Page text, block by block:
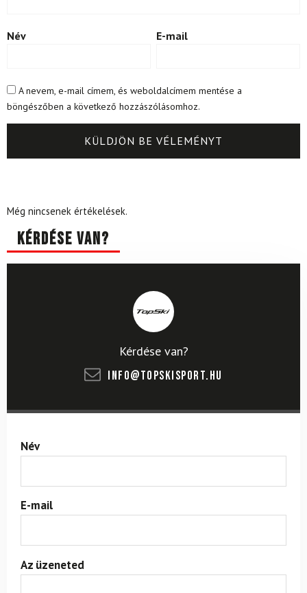
Név E-mail
A nevem, e-mail címem, és weboldalcímem mentése a
böngészőben a következő hozzászólásomhoz.
Még nincsenek értékelések.
Kérdése van?
Kérdése van?
info@topskisport.hu
Név
E-mail
Az üzeneted